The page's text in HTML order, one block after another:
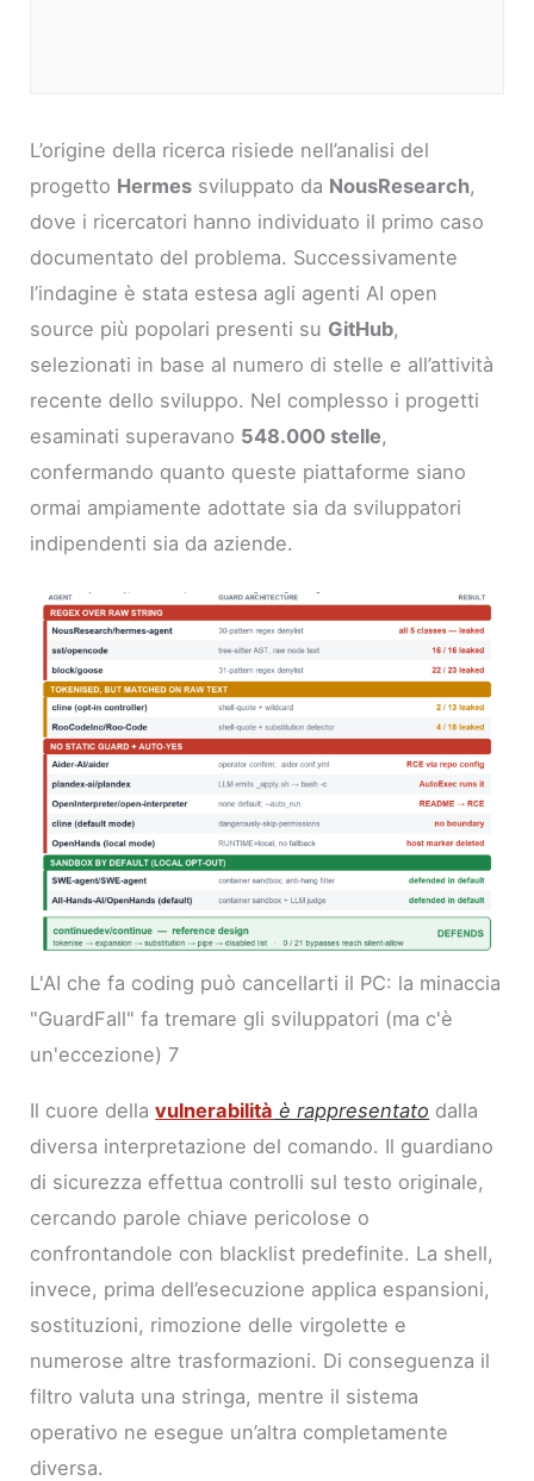
L’origine della ricerca risiede nell’analisi del
progetto Hermes sviluppato da NousResearch,
dove i ricercatori hanno individuato il primo caso
documentato del problema. Successivamente
l’indagine è stata estesa agli agenti AI open
source più popolari presenti su GitHub,
selezionati in base al numero di stelle e all’attività
recente dello sviluppo. Nel complesso i progetti
esaminati superavano 548.000 stelle,
confermando quanto queste piattaforme siano
ormai ampiamente adottate sia da sviluppatori
indipendenti sia da aziende.
L'AI che fa coding può cancellarti il PC: la minaccia
"GuardFall" fa tremare gli sviluppatori (ma c'è
un'eccezione) 7
Il cuore dellavulnerabilità è rappresentato dalla
diversa interpretazione del comando. Il guardiano
di sicurezza effettua controlli sul testo originale,
cercando parole chiave pericolose o
confrontandole con blacklist predefinite. La shell,
invece, prima dell’esecuzione applica espansioni,
sostituzioni, rimozione delle virgolette e
numerose altre trasformazioni. Di conseguenza il
filtro valuta una stringa, mentre il sistema
operativo ne esegue un’altra completamente
diversa.